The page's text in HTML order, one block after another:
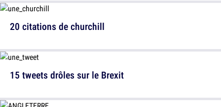
20 citations de churchill
15 tweets drôles sur le Brexit